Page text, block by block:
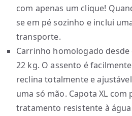
com apenas um clique!
se em pé sozinho e inclui
transporte.
Carrinho homologado
22 kg. O assento é
reclina totalmente e
uma só mão. Capota XL com
tratamento resistente à